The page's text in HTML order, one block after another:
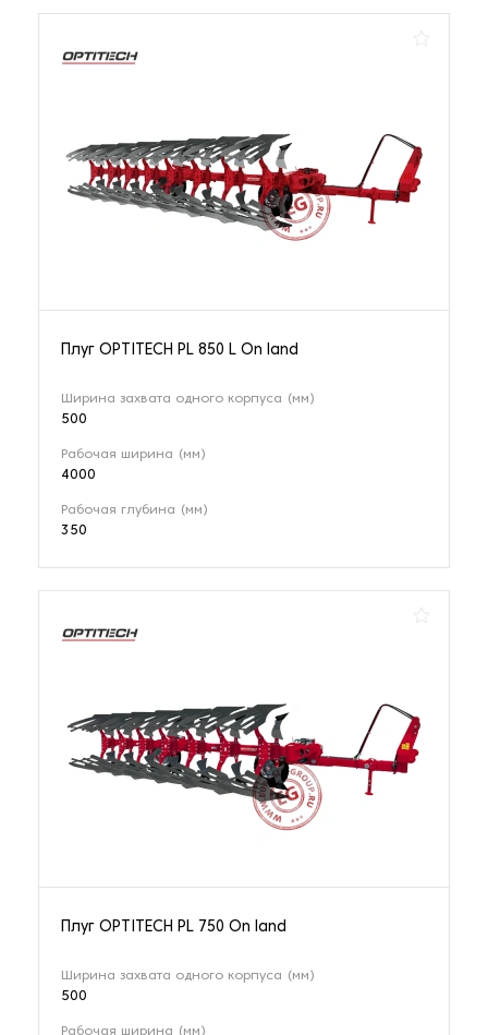
Плуг OPTITECH PL 850 L On land
Ширина захвата одного корпуса (мм)
500
Рабочая ширина (мм)
4000
Рабочая глубина (мм)
350
Плуг OPTITECH PL 750 On land
Ширина захвата одного корпуса (мм)
500
Рабочая ширина (мм)